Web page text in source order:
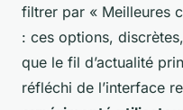
filtrer par « Meilleures
: ces options,
que le fil d’actualité
réfléchi de l’interface